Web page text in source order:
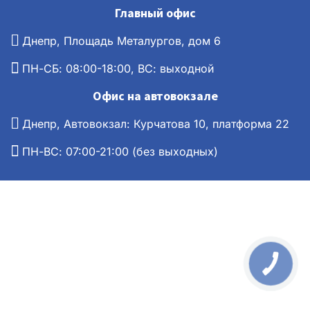
Главный офис
Днепр, Площадь Металургов, дом 6
ПН-СБ: 08:00-18:00, ВС: выходной
Офис на автовокзале
Днепр, Автовокзал: Курчатова 10, платформа 22
ПН-ВС: 07:00-21:00 (без выходных)